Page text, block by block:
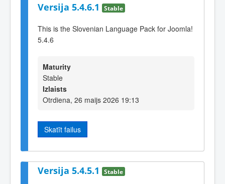
Versija 5.4.6.1 Stable
This is the Slovenian Language Pack for Joomla!
5.4.6
Maturity
Stable
Izlaists
Otrdiena, 26 maijs 2026 19:13
Skatīt failus
Versija 5.4.5.1 Stable